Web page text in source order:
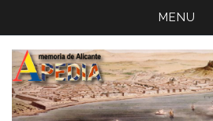
MENU